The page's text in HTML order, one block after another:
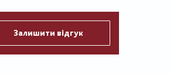
Залишити відгук